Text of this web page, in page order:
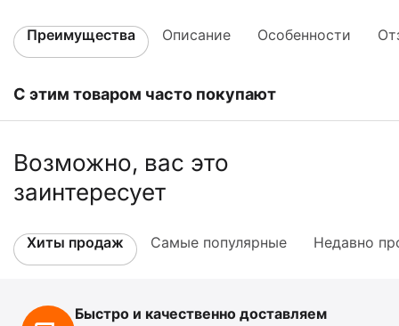
Преимущества Описание Особенности
С этим товаром часто покупают
Возможно, вас это
заинтересует
Хиты продаж Самые популярные Недавно
Быстро и качественно доставляем